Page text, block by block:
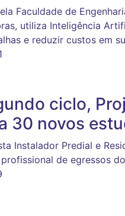
Faculdade de
utiliza Inteligência
e reduzir custos em
ciclo,
30 novos
Instalador Predial e
de egressos